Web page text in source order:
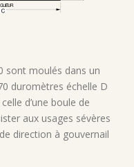
sont moulés dans un
duromètres échelle D
d’une boule de
aux usages sévères
direction à gouvernail